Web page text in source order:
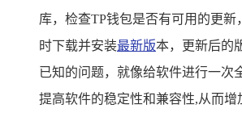
库，检查TP钱包是否有可用的更新
时下载并安装最新版本，更新后的
已知的问题，就像给软件进行一次
提高软件的稳定性和兼容性,从而